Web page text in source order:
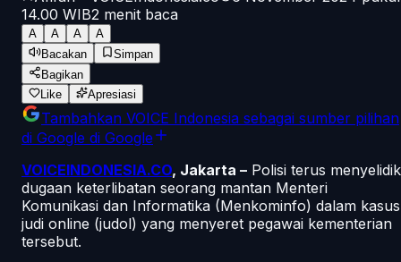
14.00 WIB2 menit baca
A A A
A
Bacakan
Simpan
Bagikan
Like
Apresiasi
Tambahkan VOICE Indonesia sebagai sumber pilihan
di Google di Google
VOICEINDONESIA.CO, Jakarta – Polisi terus
dugaan keterlibatan seorang mantan Menteri
Komunikasi dan Informatika (Menkominfo) dalam kasus
judi online (judol) yang menyeret pegawai kementerian
tersebut.